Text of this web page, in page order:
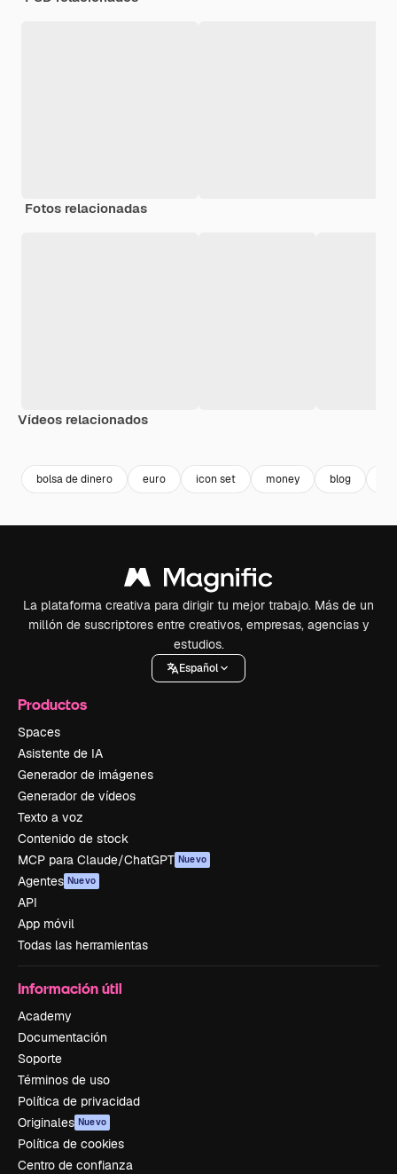
Fotos relacionadas
Vídeos relacionados
bolsa de dinero euro icon set money blog
La plataforma creativa para dirigir tu mejor trabajo. Más de un
millón de suscriptores entre creativos, empresas, agencias y
estudios.
Español
Productos
Spaces
Asistente de IA
Generador de imágenes
Generador de vídeos
Texto a voz
Contenido de stock
MCP para Claude/ChatGPT Nuevo
Agentes Nuevo
API
App móvil
Todas las herramientas
Información útil
Academy
Documentación
Soporte
Términos de uso
Política de privacidad
Originales Nuevo
Política de cookies
Centro de confianza